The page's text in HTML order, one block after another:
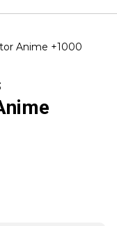
Anime +1000